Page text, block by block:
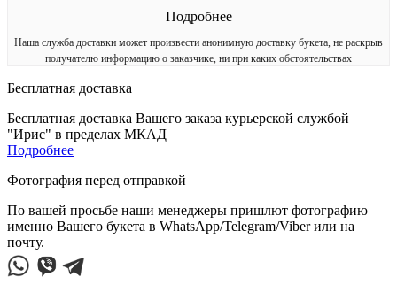
Подробнее
Наша служба доставки может произвести анонимную доставку букета, не раскрыв
получателю информацию о заказчике, ни при каких обстоятельствах
Бесплатная доставка
Бесплатная доставка Вашего заказа курьерской службой
"Ирис" в пределах МКАД
Подробнее
Фотография перед отправкой
По вашей просьбе наши менеджеры пришлют фотографию
именно Вашего букета в WhatsApp/Telegram/Viber или на
почту.